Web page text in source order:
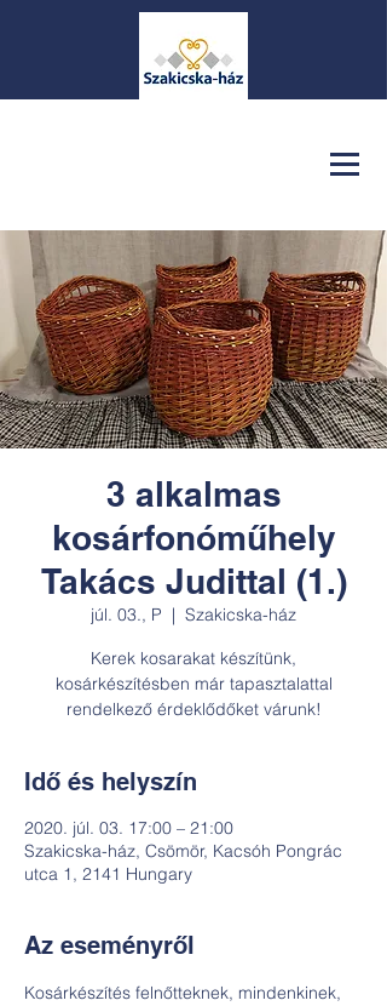
3 alkalmas
kosárfonóműhely
Takács Judittal (1.)
júl. 03., P
  |
Szakicska-ház
Kerek kosarakat készítünk,
kosárkészítésben már tapasztalattal
rendelkező érdeklődőket várunk!
Idő és helyszín
2020. júl. 03. 17:00 – 21:00
Szakicska-ház, Csömör, Kacsóh Pongrác
utca 1, 2141 Hungary
Az eseményről
Kosárkészítés felnőtteknek, mindenkinek,